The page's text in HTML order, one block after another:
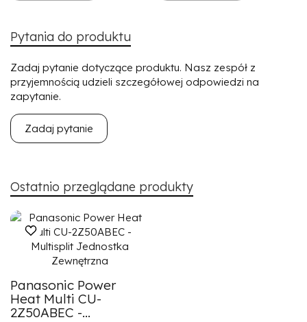
Pytania do produktu
Zadaj pytanie dotyczące produktu. Nasz zespół z
przyjemnością udzieli szczegółowej odpowiedzi na
zapytanie.
Zadaj pytanie
Ostatnio przeglądane produkty
Panasonic Power
Heat Multi CU-
2Z50ABEC -...